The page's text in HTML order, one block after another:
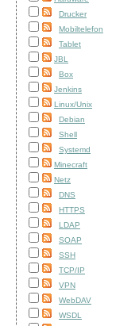
Drucker
Mobiltelefon
Tablet
JBL
Box
Jenkins
Linux/Unix
Debian
Shell
Systemd
Minecraft
Netz
DNS
HTTPS
LDAP
SOAP
SSH
TCP/IP
VPN
WebDAV
WSDL